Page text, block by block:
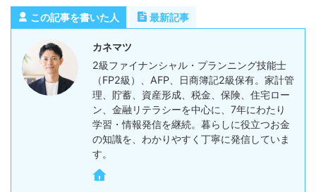
この記事を書いた人 最新記事
カネマツ
2級ファイナンシャル・プランニング技能士
（FP2級）、AFP、日商簿記2級保有。家計管
理、貯蓄、資産形成、税金、保険、住宅ロー
ン、金融リテラシーを中心に、7年にわたり
学習・情報発信を継続。暮らしに役立つお金
の知識を、わかりやすく丁寧に発信していま
す。